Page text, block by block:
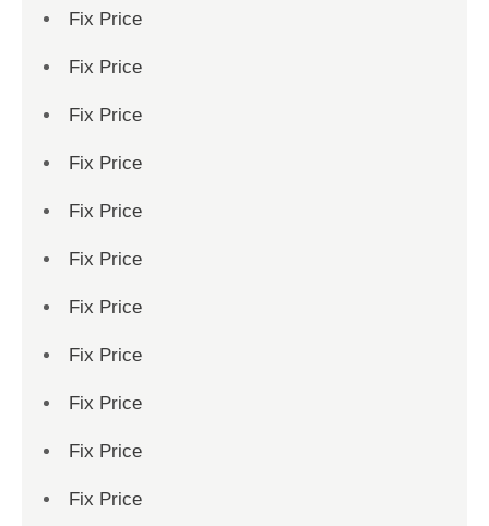
Fix Price
Fix Price
Fix Price
Fix Price
Fix Price
Fix Price
Fix Price
Fix Price
Fix Price
Fix Price
Fix Price